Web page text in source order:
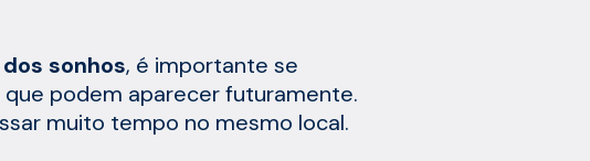
sonhos, é importante se
podem aparecer futuramente.
muito tempo no mesmo local.